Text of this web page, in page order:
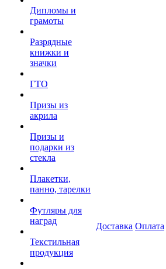
Дипломы и
грамоты
Разрядные
книжки и
значки
ГТО
Призы из
акрила
Призы и
подарки из
стекла
Плакетки,
панно, тарелки
Футляры для
наград
Текстильная
продукция
Доставка Оплата